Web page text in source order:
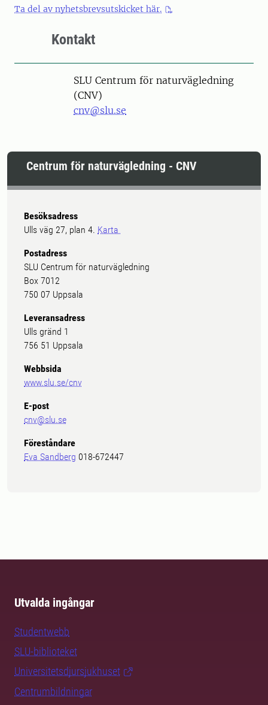
Ta del av nyhetsbrevsutskicket här.
Kontakt
SLU Centrum för naturvägledning
(CNV)
cnv@slu.se
Centrum för naturvägledning - CNV
Besöksadress
Ulls väg 27, plan 4. Karta
Postadress
SLU Centrum för naturvägledning
Box 7012
750 07 Uppsala
Leveransadress
Ulls gränd 1
756 51 Uppsala
Webbsida
www.slu.se/cnv
E-post
cnv@slu.se
Föreståndare
Eva Sandberg 018-672447
Utvalda ingångar
Studentwebb
SLU-biblioteket
Universitetsdjursjukhuset
Centrumbildningar